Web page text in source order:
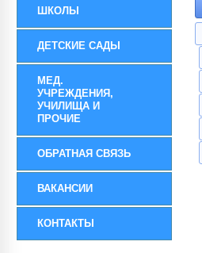
ШКОЛЫ
ДЕТСКИЕ САДЫ
МЕД.
УЧРЕЖДЕНИЯ,
УЧИЛИЩА И
ПРОЧИЕ
ОБРАТНАЯ СВЯЗЬ
ВАКАНСИИ
КОНТАКТЫ